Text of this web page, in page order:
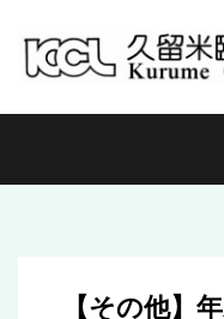
ス
【その他】